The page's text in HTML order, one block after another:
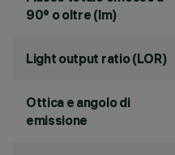
90° o oltre (lm)
Light output ratio (LOR)
Ottica e angolo di
emissione